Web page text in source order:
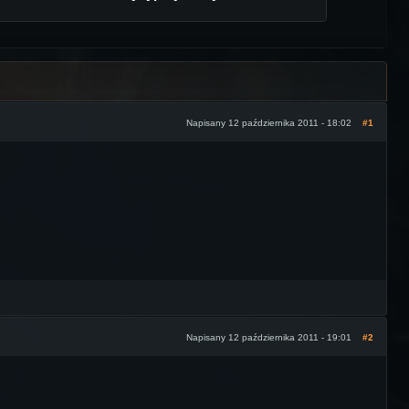
Napisany 12 października 2011 - 18:02 #1
Napisany 12 października 2011 - 19:01 #2